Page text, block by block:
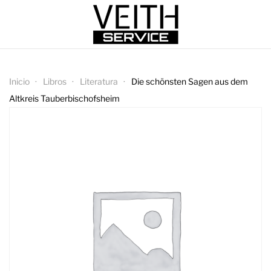
Inicio Libros Literatura
Die schönsten Sagen aus dem
Altkreis Tauberbischofsheim